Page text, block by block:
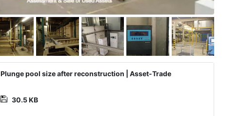
Plunge pool size after reconstruction | Asset-Trade
30.5 KB